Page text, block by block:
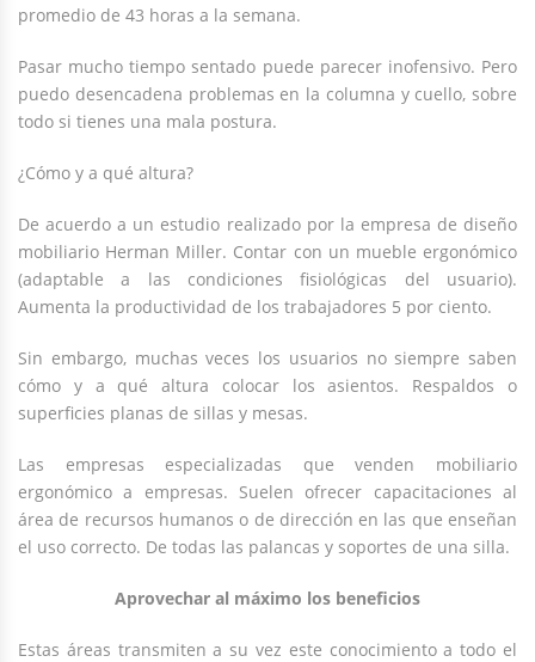
promedio de 43 horas a la semana.
Pasar mucho tiempo sentado puede parecer inofensivo. Pero
puedo desencadena problemas en la columna y cuello, sobre
todo si tienes una mala postura.
¿Cómo y a qué altura?
De acuerdo a un estudio realizado por la empresa de diseño
mobiliario Herman Miller. Contar con un mueble ergonómico
(adaptable a las condiciones fisiológicas del usuario).
Aumenta la productividad de los trabajadores 5 por ciento.
Sin embargo, muchas veces los usuarios no siempre saben
cómo y a qué altura colocar los asientos. Respaldos o
superficies planas de sillas y mesas.
Las empresas especializadas que venden mobiliario
ergonómico a empresas. Suelen ofrecer capacitaciones al
área de recursos humanos o de dirección en las que enseñan
el uso correcto. De todas las palancas y soportes de una silla.
Aprovechar al máximo los beneficios
Estas áreas transmiten a su vez este conocimiento a todo el